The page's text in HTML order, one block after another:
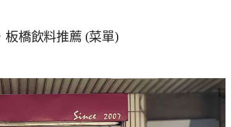
板橋飲料推薦 (菜單)